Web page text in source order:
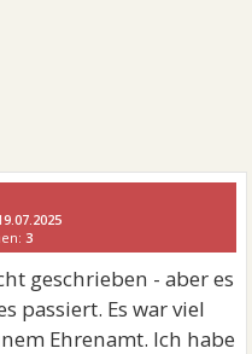
3
geschrieben - aber es
passiert. Es war viel
Ehrenamt. Ich habe